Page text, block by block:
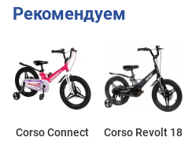
Рекомендуем
Corso Connect
Corso Revolt 18